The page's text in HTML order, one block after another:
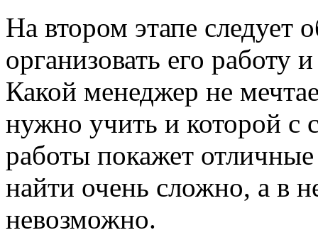
На втором этапе следует
организовать его работу
Какой менеджер не
нужно учить и которой с
работы покажет
найти очень сложно, а в
невозможно.